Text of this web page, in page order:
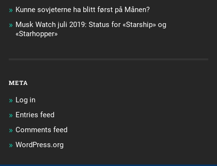
Kunne sovjeterne ha blitt først på Månen?
Musk Watch juli 2019: Status for «Starship» og
«Starhopper»
META
Log in
Entries feed
Comments feed
WordPress.org